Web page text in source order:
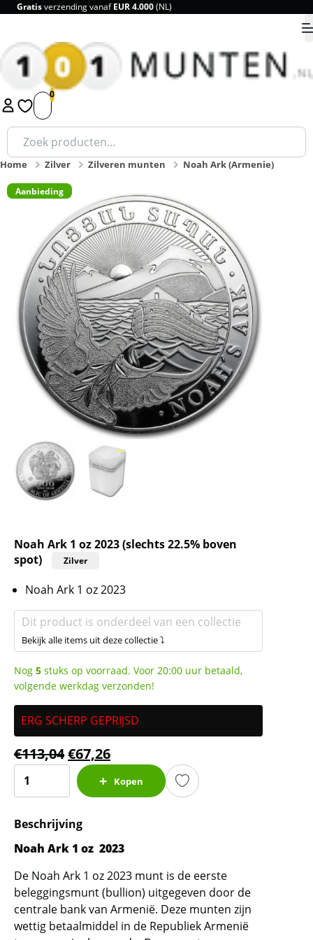
Breedste assortiment en scherpe prijzen
1 2 3 4 5 9.8
Zoeken
naar:
Home Zilver Zilveren munten Noah Ark (Armenie)
Aanbieding
Noah Ark 1 oz 2023 (slechts 22.5% boven
spot)
Zilver
Noah Ark 1 oz 2023
Dit product is onderdeel van een collectie
Bekijk alle items uit deze collectie ⤵
Nog 5 stuks op voorraad. Voor 20:00 uur betaald,
volgende werkdag verzonden!
ERG SCHERP GEPRIJSD
€113,04€67,26
Ark
oz
2023
22.5%
boven
spot)
aantal
Kopen
Beschrijving
Noah Ark 1 oz 2023
De Noah Ark 1 oz 2023 munt is de eerste
beleggingsmunt (bullion) uitgegeven door de
centrale bank van Armenië. Deze munten zijn
wettig betaalmiddel in de Republiek Armenië